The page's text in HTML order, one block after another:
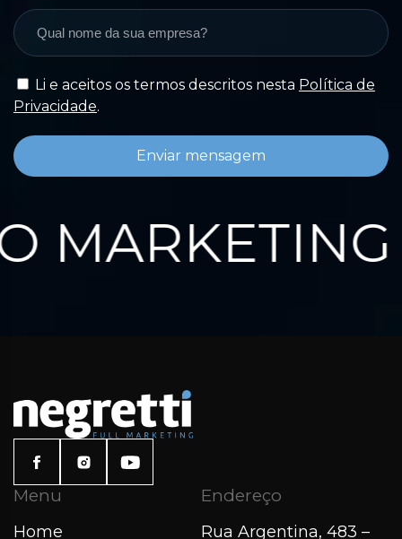
Li e aceitos os termos descritos nesta Política de
Privacidade.
Enviar mensagem
MARKETING
Menu
Home
Endereço
Rua Argentina, 483 –